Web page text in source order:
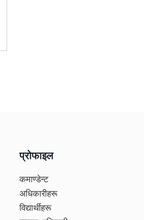
प्रोफाइल
कमाण्डेन्ट
अधिकारीहरू
विद्यार्थीहरू